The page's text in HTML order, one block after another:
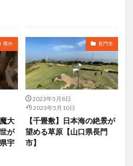
県外
大
が
宇
長門市
2023年5月8日
2023年5月10日
【千畳敷】日本海の絶景が
望める草原【山口県長門
市】